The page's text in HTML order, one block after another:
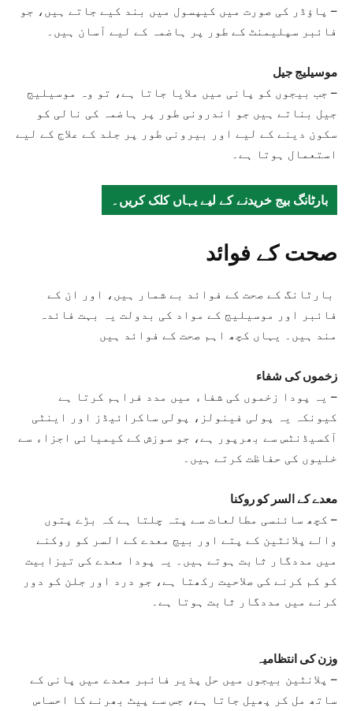
– پاؤڈر کی صورت میں کیپسول میں بند کیے جاتے ہیں، جو
فائبر سپلیمنٹ کے طور پر ہاضمہ کے لیے آسان ہیں۔
موسیلیج جیل
– جب بیجوں کو پانی میں ملایا جاتا ہے، تو وہ موسیلیج
جیل بناتے ہیں جو اندرونی طور پر ہاضمہ کی نالی کو
سکون دینے کے لیے اور بیرونی طور پر جلد کے علاج کے لیے
استعمال ہوتا ہے۔
بارٹانگ بیج خریدنے کے لیے یہاں کلک کریں۔
صحت کے فوائد
بارٹانگ کے صحت کے فوائد بے شمار ہیں، اور ان کے
فائبر اور موسیلیج کے مواد کی بدولت یہ بہت فائدہ
مند ہیں۔ یہاں کچھ اہم صحت کے فوائد ہیں
زخموں کی شفاء
– یہ پودا زخموں کی شفاء میں مدد فراہم کرتا ہے
کیونکہ یہ پولی فینولز، پولی ساکرائیڈز اور اینٹی
آکسیڈنٹس سے بھرپور ہے، جو سوزش کے کیمیائی اجزاء سے
خلیوں کی حفاظت کرتے ہیں۔
معدے کے السر کو روکنا
– کچھ سائنسی مطالعات سے پتہ چلتا ہے کہ بڑے پتوں
والے پلانٹین کے پتے اور بیج معدے کے السر کو روکنے
میں مددگار ثابت ہوتے ہیں۔ یہ پودا معدے کی تیزابیت
کو کم کرنے کی صلاحیت رکھتا ہے، جو درد اور جلن کو دور
کرنے میں مددگار ثابت ہوتا ہے۔
وزن کی انتظامیہ
– پلانٹین بیجوں میں حل پذیر فائبر معدے میں پانی کے
ساتھ مل کر پھیل جاتا ہے، جس سے پیٹ بھرنے کا احساس